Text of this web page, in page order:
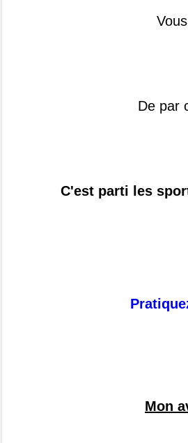
De par
C'est parti les
Mon